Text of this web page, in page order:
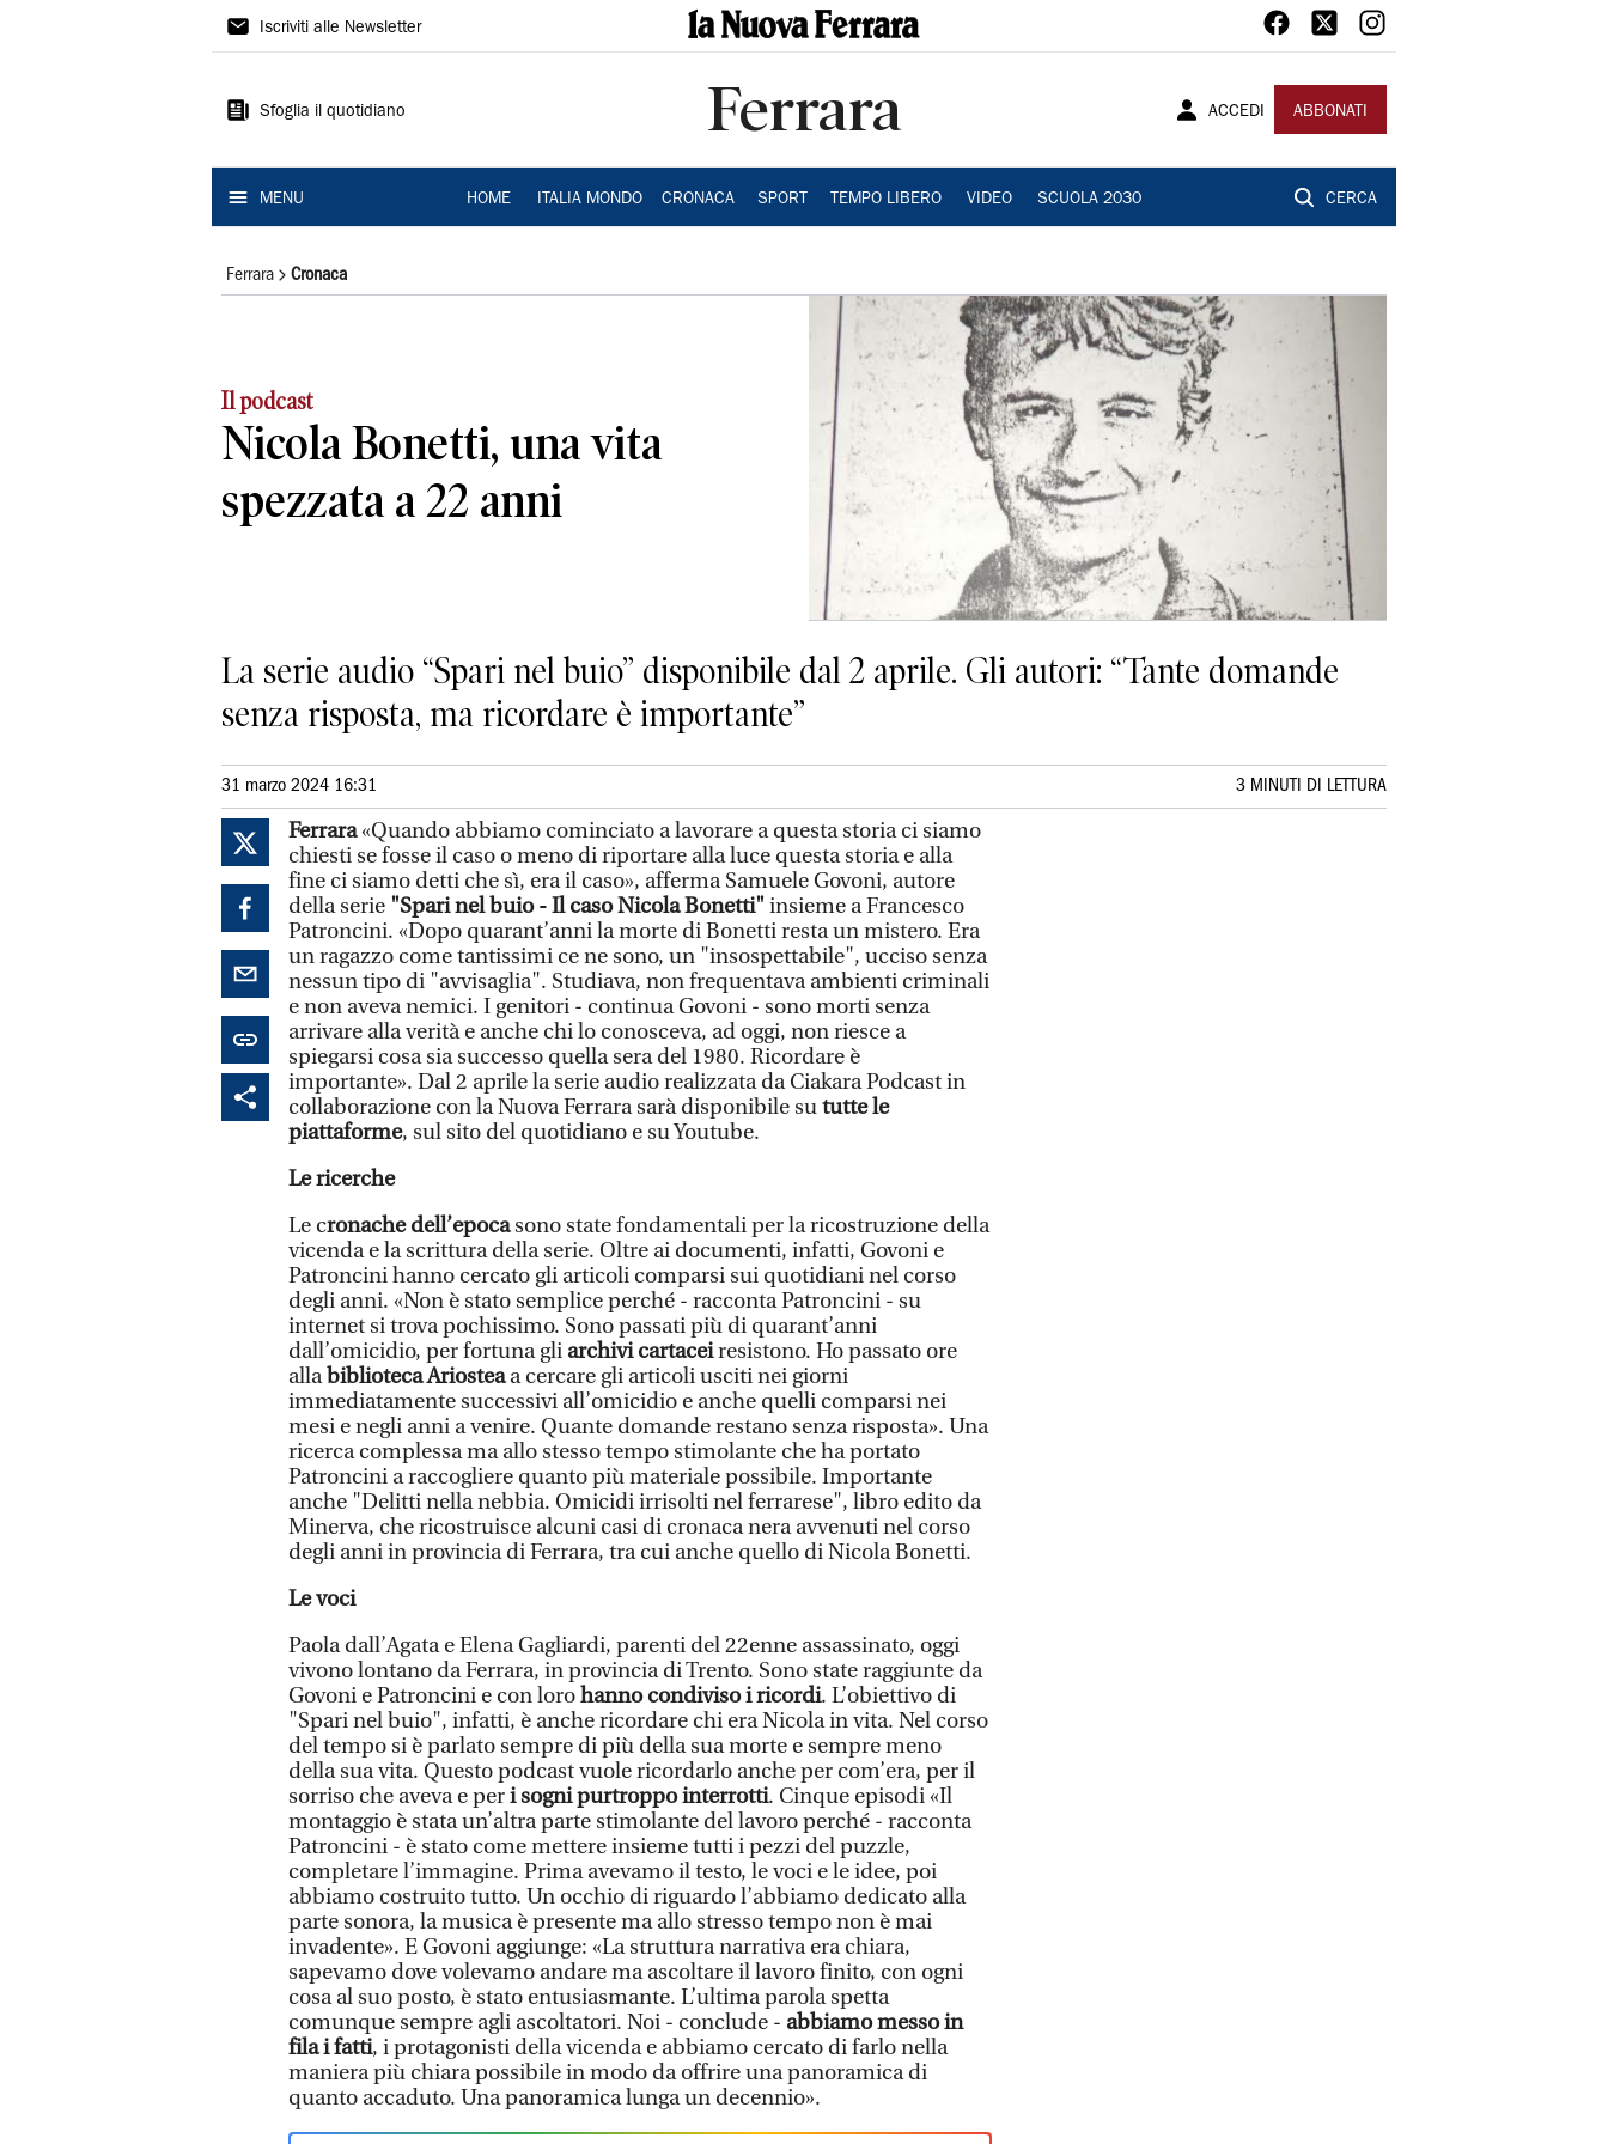
La
Ferrara
Iscriviti alle Newsletter
Sfoglia il quotidiano Ferrara ACCEDI ABBONATI
MENU HOME ITALIA MONDO CRONACA SPORT TEMPO LIBERO VIDEO SCUOLA 2030 CERCA
Ferrara Cronaca
Il podcast
Nicola Bonetti, una vita
spezzata a 22 anni
La serie audio “Spari nel buio” disponibile dal 2 aprile. Gli autori: “Tante domande
senza risposta, ma ricordare è importante”
31 marzo 2024 16:31 3 MINUTI DI LETTURA
Ferrara«Quando abbiamo cominciato a lavorare a questa storia ci siamo
chiesti se fosse il caso o meno di riportare alla luce questa storia e alla
fine ci siamo detti che sì, era il caso», afferma Samuele Govoni, autore
della serie "Spari nel buio - Il caso Nicola Bonetti"insieme a Francesco
Patroncini. «Dopo quarant’anni la morte di Bonetti resta un mistero. Era
un ragazzo come tantissimi ce ne sono, un "insospettabile", ucciso senza
nessun tipo di "avvisaglia". Studiava, non frequentava ambienti criminali
e non aveva nemici. I genitori - continua Govoni - sono morti senza
arrivare alla verità e anche chi lo conosceva, ad oggi, non riesce a
spiegarsi cosa sia successo quella sera del 1980. Ricordare è
importante». Dal 2 aprile la serie audio realizzata da Ciakara Podcast in
collaborazione con la Nuova Ferrara sarà disponibile sututte le
piattaforme, sul sito del quotidiano e su Youtube.
Le ricerche
Le cronache dell’epocasono state fondamentali per la ricostruzione della
vicenda e la scrittura della serie. Oltre ai documenti, infatti, Govoni e
Patroncini hanno cercato gli articoli comparsi sui quotidiani nel corso
degli anni. «Non è stato semplice perché - racconta Patroncini - su
internet si trova pochissimo. Sono passati più di quarant’anni
dall’omicidio, per fortuna gli archivi cartaceiresistono. Ho passato ore
allabiblioteca Ariosteaa cercare gli articoli usciti nei giorni
immediatamente successivi all’omicidio e anche quelli comparsi nei
mesi e negli anni a venire. Quante domande restano senza risposta». Una
ricerca complessa ma allo stesso tempo stimolante che ha portato
Patroncini a raccogliere quanto più materiale possibile. Importante
anche "Delitti nella nebbia. Omicidi irrisolti nel ferrarese", libro edito da
Minerva, che ricostruisce alcuni casi di cronaca nera avvenuti nel corso
degli anni in provincia di Ferrara, tra cui anche quello di Nicola Bonetti.
Le voci
Paola dall’Agata e Elena Gagliardi, parenti del 22enne assassinato, oggi
vivono lontano da Ferrara, in provincia di Trento. Sono state raggiunte da
Govoni e Patroncini e con lorohanno condiviso i ricordi. L’obiettivo di
"Spari nel buio", infatti, è anche ricordare chi era Nicola in vita. Nel corso
del tempo si è parlato sempre di più della sua morte e sempre meno
della sua vita. Questo podcast vuole ricordarlo anche per com’era, per il
sorriso che aveva e peri sogni purtroppo interrotti. Cinque episodi «Il
montaggio è stata un’altra parte stimolante del lavoro perché - racconta
Patroncini - è stato come mettere insieme tutti i pezzi del puzzle,
completare l’immagine. Prima avevamo il testo, le voci e le idee, poi
abbiamo costruito tutto. Un occhio di riguardo l’abbiamo dedicato alla
parte sonora, la musica è presente ma allo stresso tempo non è mai
invadente». E Govoni aggiunge: «La struttura narrativa era chiara,
sapevamo dove volevamo andare ma ascoltare il lavoro finito, con ogni
cosa al suo posto, è stato entusiasmante. L’ultima parola spetta
comunque sempre agli ascoltatori. Noi - conclude - abbiamo messo in
fila i fatti, i protagonisti della vicenda e abbiamo cercato di farlo nella
maniera più chiara possibile in modo da offrire una panoramica di
quanto accaduto. Una panoramica lunga un decennio».